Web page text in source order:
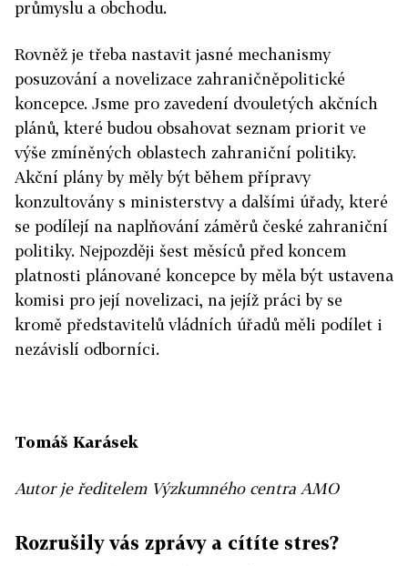
průmyslu a obchodu.
Rovněž je třeba nastavit jasné mechanismy
posuzování a novelizace zahraničněpolitické
koncepce. Jsme pro zavedení dvouletých akčních
plánů, které budou obsahovat seznam priorit ve
výše zmíněných oblastech zahraniční politiky.
Akční plány by měly být během přípravy
konzultovány s ministerstvy a dalšími úřady, které
se podílejí na naplňování záměrů české zahraniční
politiky. Nejpozději šest měsíců před koncem
platnosti plánované koncepce by měla být ustavena
komisi pro její novelizaci, na jejíž práci by se
kromě představitelů vládních úřadů měli podílet i
nezávislí odborníci.
Tomáš Karásek
Autor je ředitelem Výzkumného centra AMO
Rozrušily vás zprávy a cítíte stres?